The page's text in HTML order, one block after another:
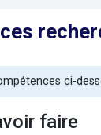
ci-
faire